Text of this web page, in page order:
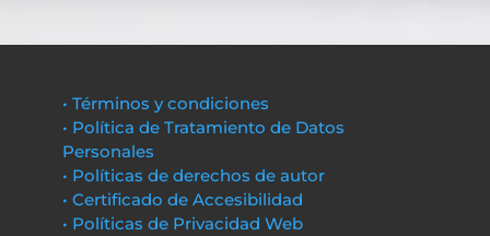
• Términos y condiciones
• Política de Tratamiento de Datos
Personales
• Políticas de derechos de autor
• Certificado de Accesibilidad
• Políticas de Privacidad Web